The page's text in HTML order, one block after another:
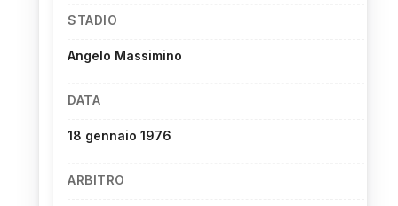
STADIO
Angelo Massimino
DATA
18 gennaio 1976
ARBITRO